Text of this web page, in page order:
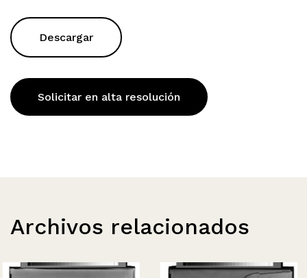
Descargar
Solicitar en alta resolución
Archivos relacionados